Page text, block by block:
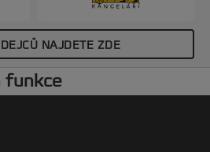
je používat opakovaně a
Hřbet 28 mm. Až do
kusů.NAJDETE ZDE
funkce